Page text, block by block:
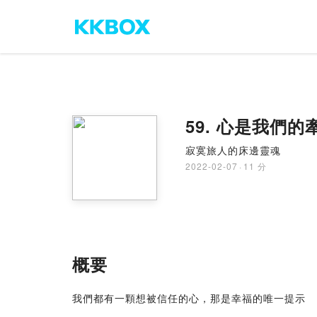
59. 心是我們的
寂寞旅人的床邊靈魂
2022-02-07 · 11 分
概要
我們都有一顆想被信任的心，那是幸福的唯一提示